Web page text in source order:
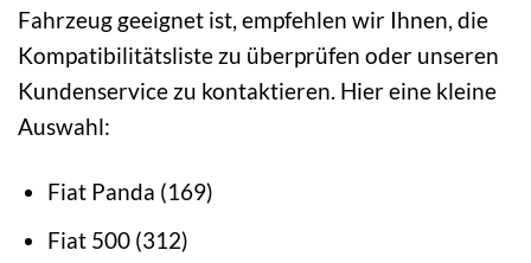
Fahrzeug geeignet ist, empfehlen wir Ihnen, die
Kompatibilitätsliste zu überprüfen oder unseren
Kundenservice zu kontaktieren. Hier eine kleine
Auswahl:
Fiat Panda (169)
Fiat 500 (312)